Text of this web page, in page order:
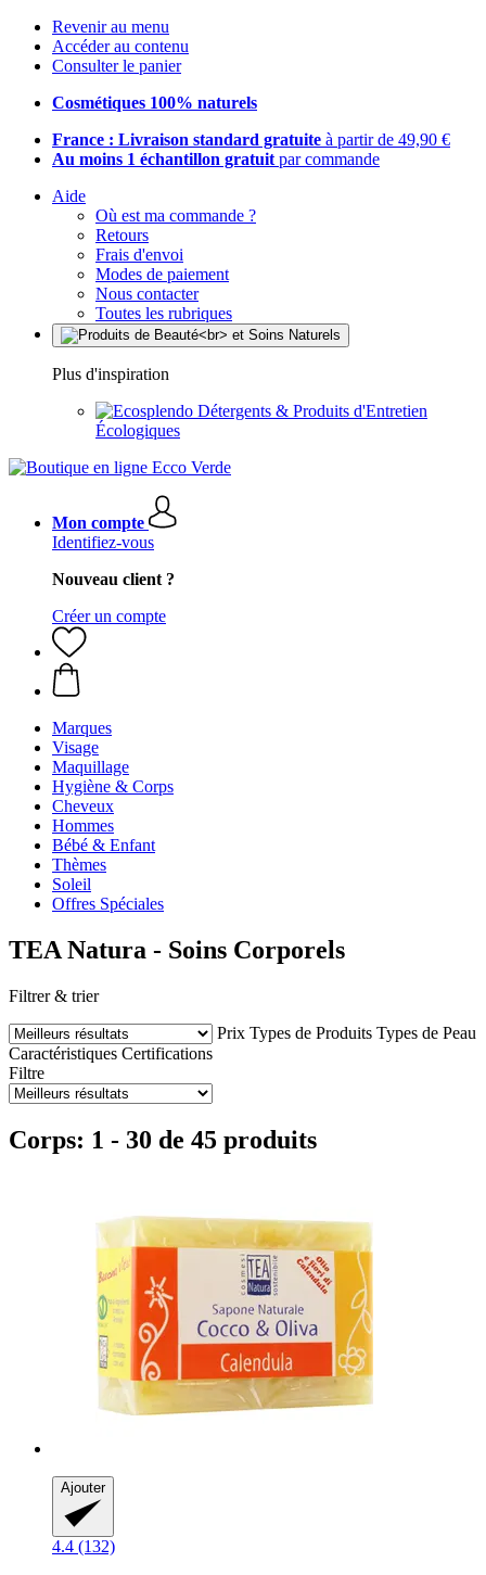
Revenir au menu
Accéder au contenu
Consulter le panier
Cosmétiques 100% naturels
France : Livraison standard gratuite à partir de 49,90 €
Au moins 1 échantillon gratuit par commande
Aide
Où est ma commande ?
Retours
Frais d'envoi
Modes de paiement
Nous contacter
Toutes les rubriques
Plus d'inspiration
Détergents & Produits d'Entretien
Écologiques
Mon compte
Identifiez-vous
Nouveau client ?
Créer un compte
Marques
Visage
Maquillage
Hygiène & Corps
Cheveux
Hommes
Bébé & Enfant
Thèmes
Soleil
Offres Spéciales
TEA Natura - Soins Corporels
Filtrer & trier
Prix Types de Produits Types de Peau
Caractéristiques Certifications
Filtre
Corps: 1 - 30 de 45 produits
Ajouter
4.4 (132)